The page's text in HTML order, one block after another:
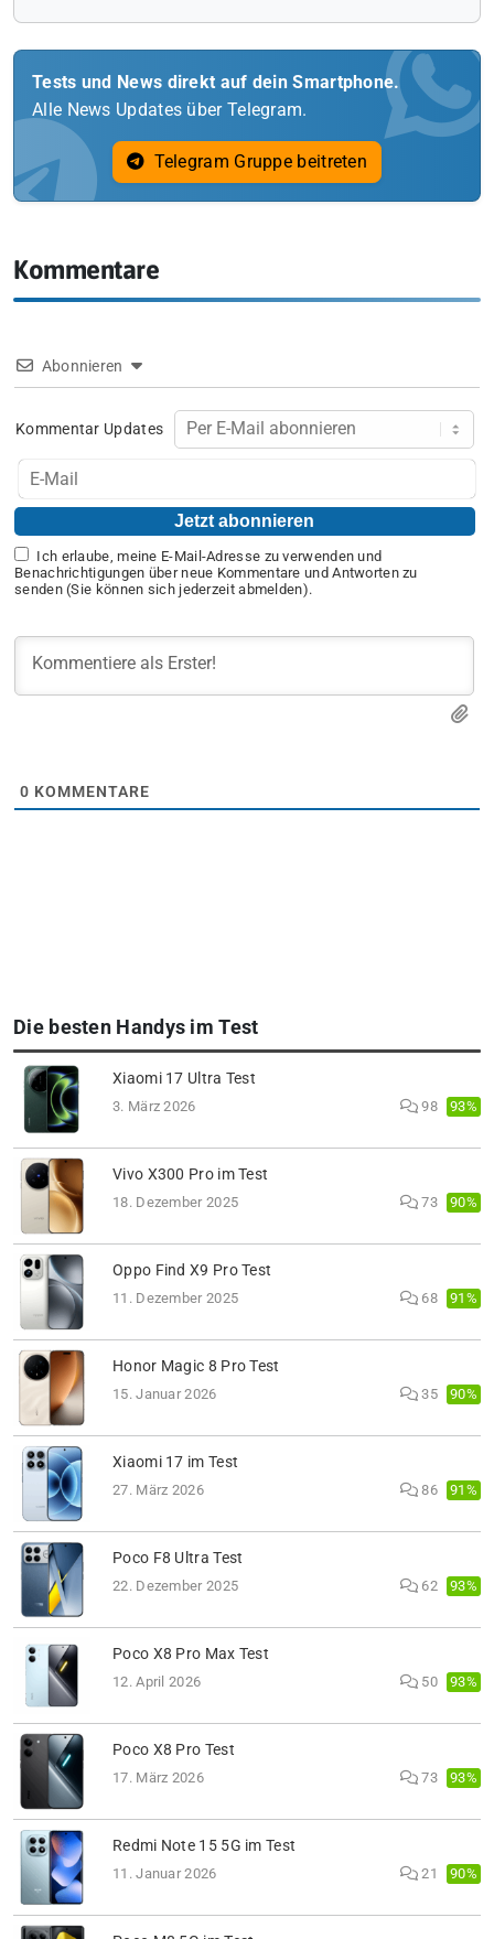
Tests und News direkt auf dein Smartphone.
Alle News Updates über Telegram.
Telegram Gruppe beitreten
Kommentare
Abonnieren
Kommentar Updates
Ich erlaube, meine E-Mail-Adresse zu verwenden und
Benachrichtigungen über neue Kommentare und Antworten zu
senden (Sie können sich jederzeit abmelden).
0 KOMMENTARE
Die besten Handys im Test
Xiaomi 17 Ultra Test
3. März 2026 98 93%
Vivo X300 Pro im Test
18. Dezember 2025 73 90%
Oppo Find X9 Pro Test
11. Dezember 2025 68 91%
Honor Magic 8 Pro Test
15. Januar 2026 35 90%
Xiaomi 17 im Test
27. März 2026 86 91%
Poco F8 Ultra Test
22. Dezember 2025 62 93%
Poco X8 Pro Max Test
12. April 2026 50 93%
Poco X8 Pro Test
17. März 2026 73 93%
Redmi Note 15 5G im Test
11. Januar 2026 21 90%